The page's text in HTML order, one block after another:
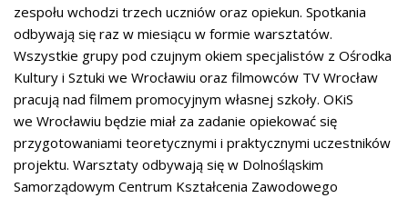
zespołu wchodzi trzech uczniów oraz opiekun. Spotkania
odbywają się raz w miesiącu w formie warsztatów.
Wszystkie grupy pod czujnym okiem specjalistów z Ośrodka
Kultury i Sztuki we Wrocławiu oraz filmowców TV Wrocław
pracują nad filmem promocyjnym własnej szkoły. OKiS
we Wrocławiu będzie miał za zadanie opiekować się
przygotowaniami teoretycznymi i praktycznymi uczestników
projektu. Warsztaty odbywają się w Dolnośląskim
Samorządowym Centrum Kształcenia Zawodowego